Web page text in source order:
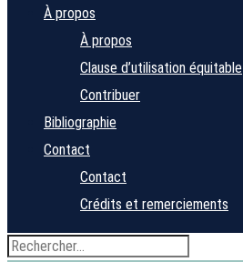
À propos
À propos
Clause d’utilisation équitable
Contribuer
Bibliographie
Contact
Contact
Crédits et remerciements